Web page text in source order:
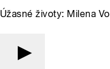
Úžasné životy: Milena